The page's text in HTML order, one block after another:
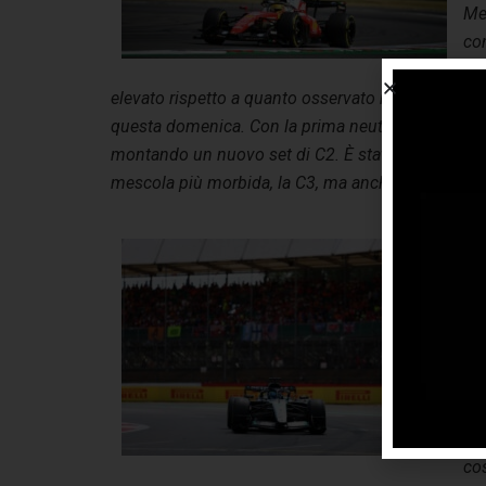
elevato rispetto a quanto osservato nei giorni
questa domenica. Con la prima neutralizzazione,
montando un nuovo set di C2. È stata però la
mescola più morbida, la C3, ma anche a